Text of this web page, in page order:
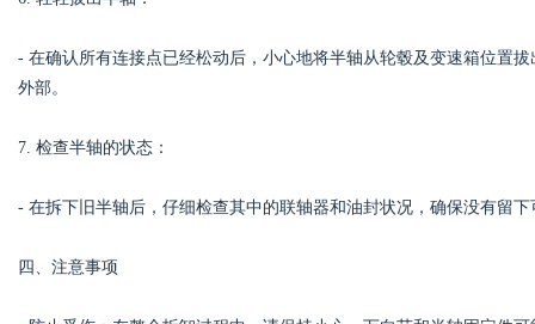
- 在确认所有连接点已经松动后，小心地将半轴从轮毂及变速箱位置
外部。
7. 检查半轴的状态：
- 在拆下旧半轴后，仔细检查其中的联轴器和油封状况，确保没有留
四、注意事项